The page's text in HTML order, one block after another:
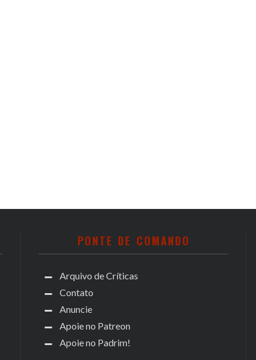
PONTE DE COMANDO
Arquivo de Críticas
Contato
Anuncie
Apoie no Patreon
Apoie no Padrim!